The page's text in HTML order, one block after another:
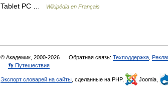
Tablet PC …
Wikipédia en Français
© Академик, 2000-2026 Обратная связь: Техподдержка
👣 Путешествия
Экспорт словарей на сайты , сделанные на PHP, Joomla,